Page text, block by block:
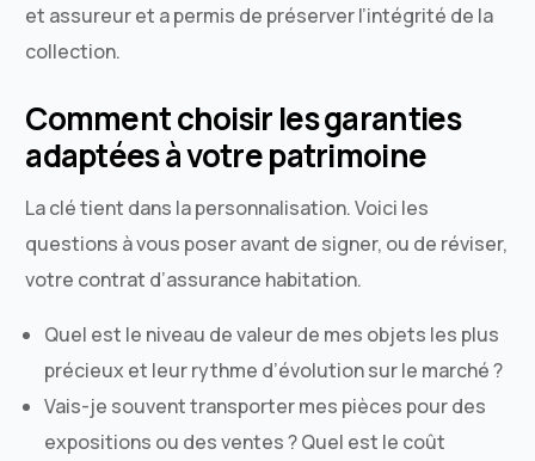
et assureur et a permis de préserver l’intégrité de la
collection.
Comment choisir les garanties
adaptées à votre patrimoine
La clé tient dans la personnalisation. Voici les
questions à vous poser avant de signer, ou de réviser,
votre contrat d’assurance habitation.
Quel est le niveau de valeur de mes objets les plus
précieux et leur rythme d’évolution sur le marché ?
Vais-je souvent transporter mes pièces pour des
expositions ou des ventes ? Quel est le coût